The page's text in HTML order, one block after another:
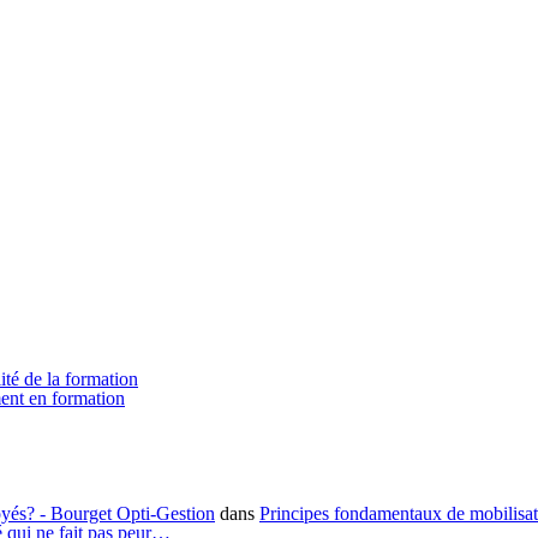
de la formation
en formation
- Bourget Opti-Gestion dans Principes fondamentaux de
qui ne fait pas peur…